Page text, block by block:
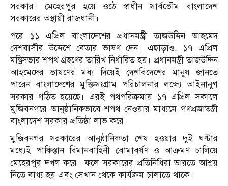
সরকার। মেহেরপুর হয়ে ওঠে স্বাধীন সার্বভৌম বাংলাদেশ
সরকারের অস্থায়ী রাজধানী।
পরে ১১ এপ্রিল বাংলাদেশের প্রধানমন্ত্রী তাজউদ্দিন আহমেদ
দেশবাসীর উদ্দেশে বেতার ভাষণ দেন। এছাড়াও, ১৭ এপ্রিল
মন্ত্রিসভার শপথ গ্রহণের তারিখ নির্ধারিত হয়। প্রধানমন্ত্রী তাজউদ্দিন
আহমেদের ভাষণের মধ্য দিয়েই দেশবিদেশের মানুষ জানতে
পারেন বাংলাদেশের মুক্তিসংগ্রাম পরিচালনার লক্ষ্যে আইনানুগ
সরকার গঠিত হয়েছে। এরই পথপরিক্রমায় ১৭ এপ্রিল সকালে
মুজিবনগরে আনুষ্ঠানিকভাবে শপথ নেওয়ার মাধ্যমে গণপ্রজাতন্ত্রী
বাংলাদেশ সরকার প্রতিষ্ঠা লাভ করে।
মুজিবনগর সরকারের আনুষ্ঠানিকতা শেষ হওয়ার দুই ঘণ্টার
মধ্যেই পাকিস্তান বিমানবাহিনী বোমাবর্ষণ ও আক্রমণ চালিয়ে
মেহেরপুর দখল করে। ফলে সরকারের প্রতিনিধিরা ভারতে আশ্রয়
নিতে বাধ্য হয় এবং সেখান থেকে কার্যক্রম চালাতে থাকে।